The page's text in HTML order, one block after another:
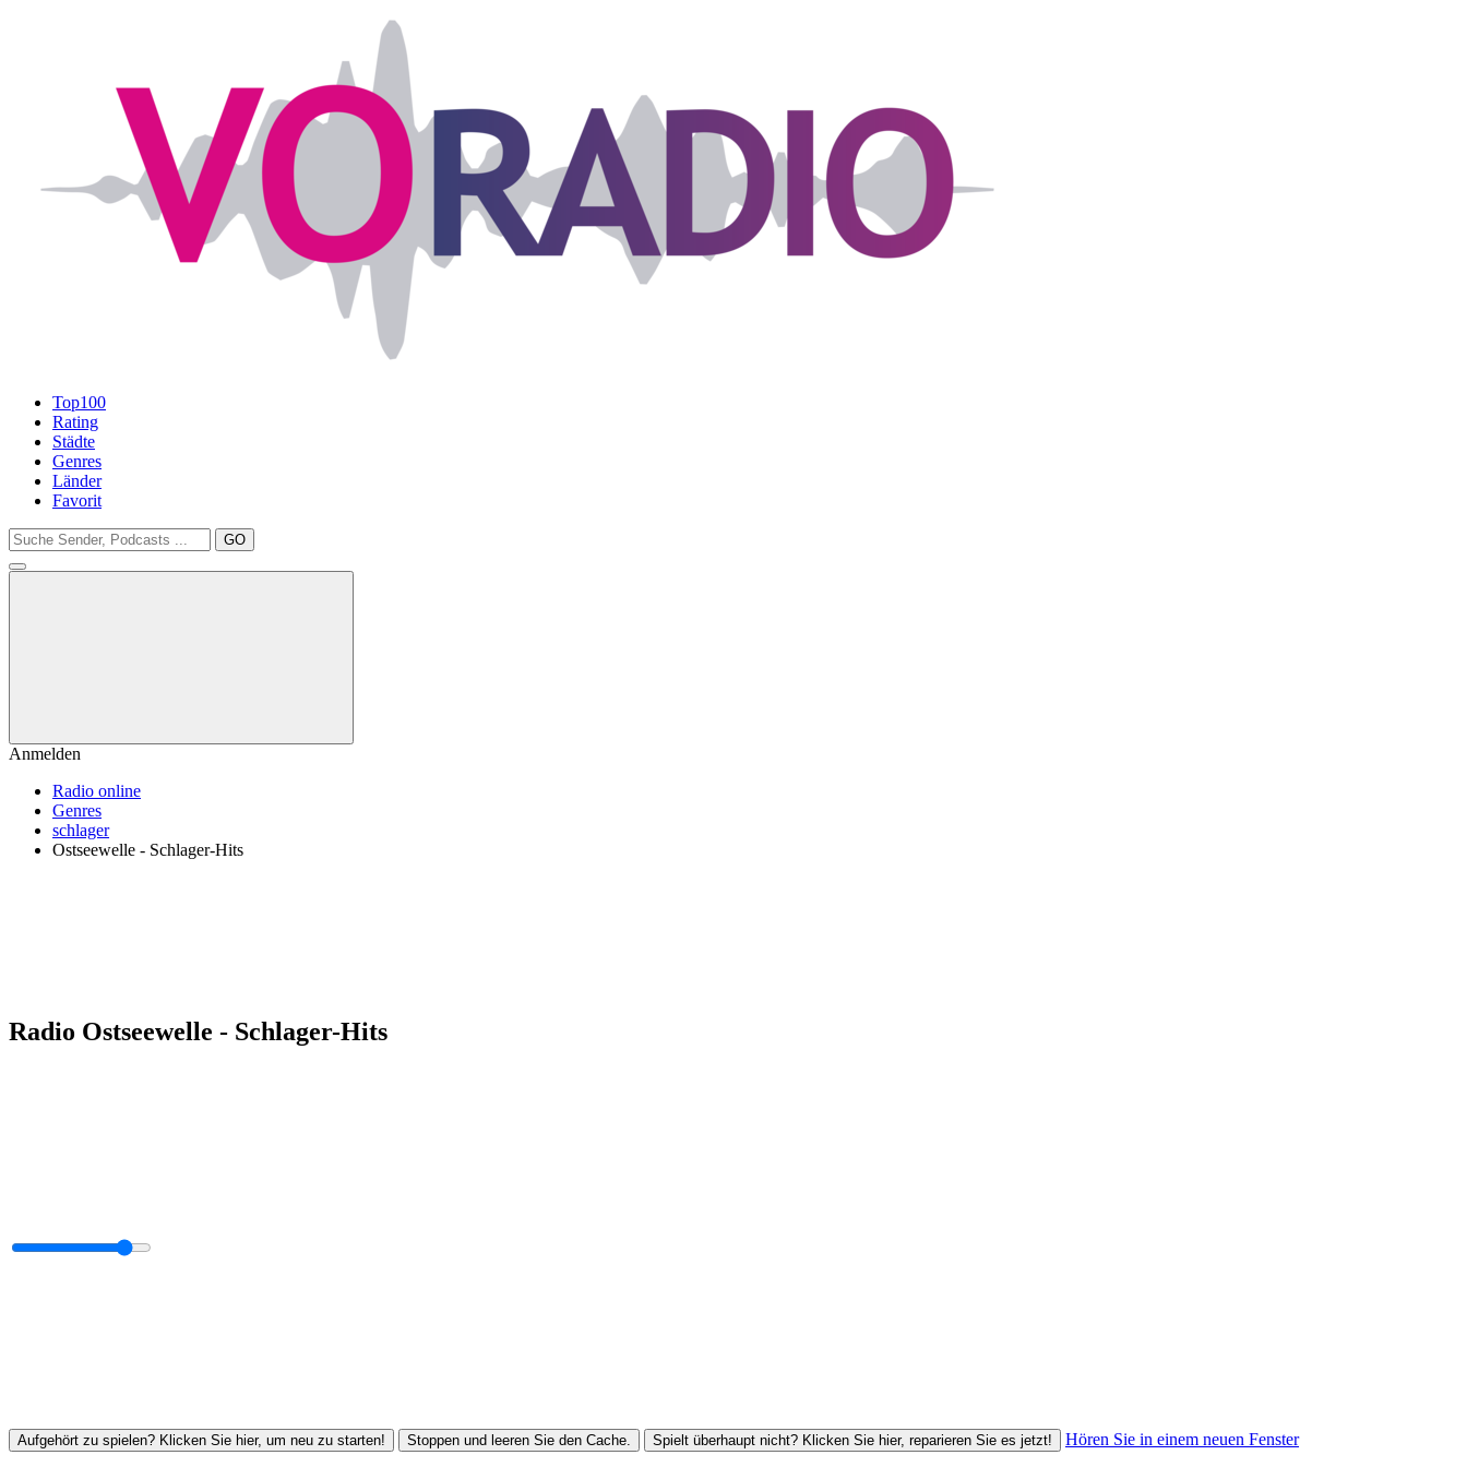
Top100
Rating
Städte
Genres
Länder
Favorit
GO
Anmelden
Radio online
Genres
schlager
Ostseewelle - Schlager-Hits
Radio Ostseewelle - Schlager-Hits
Aufgehört zu spielen? Klicken Sie hier, um neu zu starten! Stoppen und leeren Sie den Cache. Spielt überhaupt nicht? Klicken Sie hier, reparieren Sie es jetzt! Hören Sie in einem neuen Fenster